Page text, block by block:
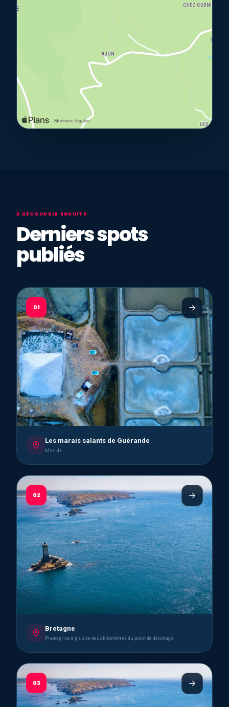
À DÉCOUVRIR ENSUITE
Derniers spots
publiés
01
Les marais salants de Guérande
Mini 4k
02
Bretagne
Photo prise à plus de deux kilomètres du point de décollage
03